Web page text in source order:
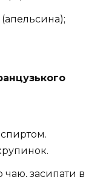
спиртом.
чаю, засипати в